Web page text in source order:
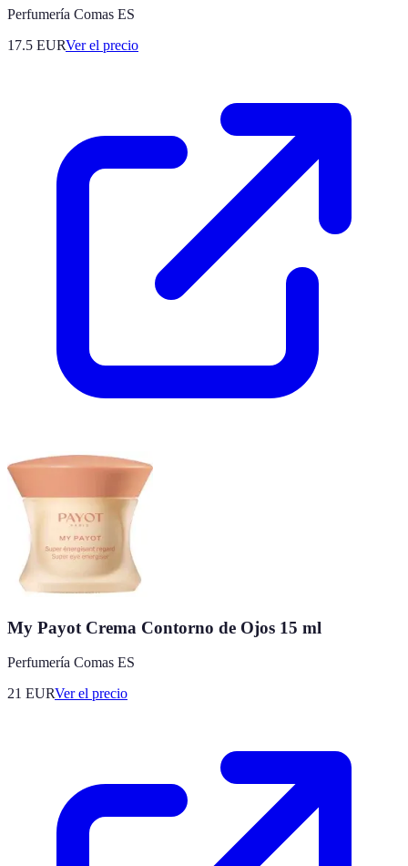
Perfumería Comas ES
17.5 EURVer el precio
My Payot Crema Contorno de Ojos 15 ml
Perfumería Comas ES
21 EURVer el precio